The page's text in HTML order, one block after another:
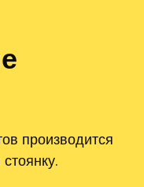
производится